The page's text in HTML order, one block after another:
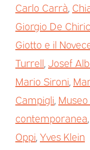
Carlo Carrà
Giorgio De
Giotto e il
Turrell Josef
Mario Sironi
Campigli
contemporanea
Oppi Yves Klein